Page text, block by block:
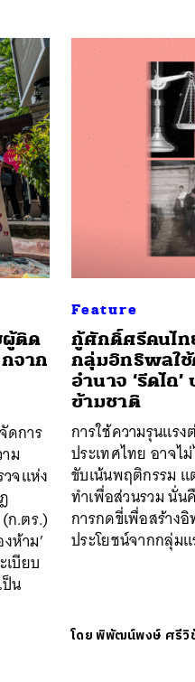
ผู้ติด
จาก
ดการ
ม
จแห่ง
ก.ตร.)
ห้าม’
เบียบ
น
Feature
กู้ศักดิ์ศรีคนไท
กลุ่มอิทธิพลใช้
อำนาจ ‘รีดไถ
ข้ามชาติ
การใช้ความรุนแร
ประเทศไทย อาจไ
ขับเน้นพฤติกรรม
ทำเพื่อส่วนรวม นั่
การกดขี่เพื่อสร้าง
ประโยชน์จากกลุ่ม
โดยพิพัฒน์พงษ์ ศรีวิ
ค้นหา
SHARE